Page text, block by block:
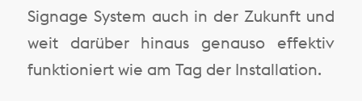
Signage System auch in der Zukunft und
weit darüber hinaus genauso effektiv
funktioniert wie am Tag der Installation.